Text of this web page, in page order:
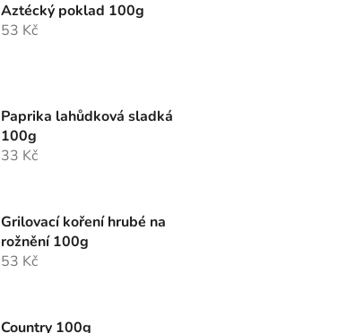
Aztécký poklad 100g
53 Kč
Paprika lahůdková sladká
100g
33 Kč
Grilovací koření hrubé na
rožnění 100g
53 Kč
Country 100g